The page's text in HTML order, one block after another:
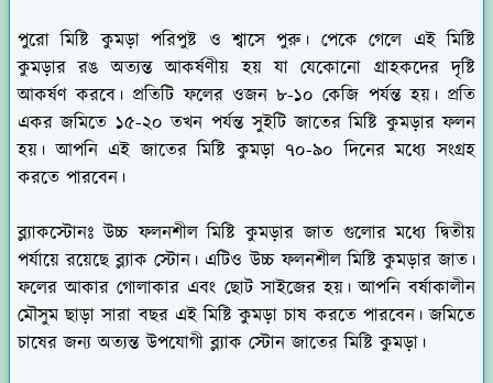
পুরো মিষ্টি কুমড়া পরিপুষ্ট ও শ্বাসে পুরু। পেকে গেলে এই মিষ্টি
কুমড়ার রঙ অত্যন্ত আকর্ষণীয় হয় যা যেকোনো গ্রাহকদের দৃষ্টি
আকর্ষণ করবে। প্রতিটি ফলের ওজন ৮-১০ কেজি পর্যন্ত হয়। প্রতি
একর জমিতে ১৫-২০ তখন পর্যন্ত সুইটি জাতের মিষ্টি কুমড়ার ফলন
হয়। আপনি এই জাতের মিষ্টি কুমড়া ৭০-৯০ দিনের মধ্যে সংগ্রহ
করতে পারবেন।
ব্ল্যাকস্টোনঃ উচ্চ ফলনশীল মিষ্টি কুমড়ার জাত গুলোর মধ্যে দ্বিতীয়
পর্যায়ে রয়েছে ব্ল্যাক স্টোন। এটিও উচ্চ ফলনশীল মিষ্টি কুমড়ার জাত।
ফলের আকার গোলাকার এবং ছোট সাইজের হয়। আপনি বর্ষাকালীন
মৌসুম ছাড়া সারা বছর এই মিষ্টি কুমড়া চাষ করতে পারবেন। জমিতে
চাষের জন্য অত্যন্ত উপযোগী ব্ল্যাক স্টোন জাতের মিষ্টি কুমড়া।